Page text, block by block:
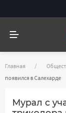
Главная
появился в Салехарде
Мурал с